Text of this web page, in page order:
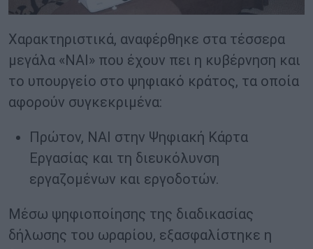
Χαρακτηριστικά, αναφέρθηκε στα τέσσερα
μεγάλα «ΝΑΙ» που έχουν πει η κυβέρνηση και
το υπουργείο στο ψηφιακό κράτος, τα οποία
αφορούν συγκεκριμένα:
Πρώτον, ΝΑΙ στην Ψηφιακή Κάρτα
Εργασίας και τη διευκόλυνση
εργαζομένων και εργοδοτών.
Μέσω ψηφιοποίησης της διαδικασίας
δήλωσης του ωραρίου, εξασφαλίστηκε η